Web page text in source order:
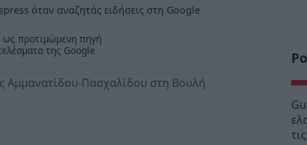
όταν αναζητάς ειδήσεις στη Google
προτιμώμενη πηγή
της Google
Αμμανατίδου-Πασχαλίδου στη Βουλή